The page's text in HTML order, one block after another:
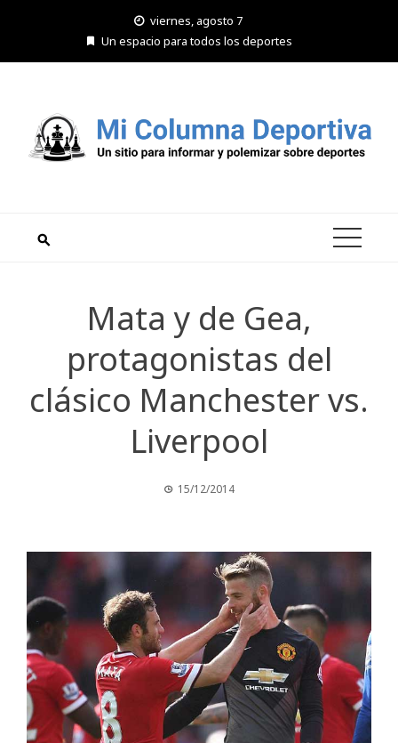
viernes, agosto 7
Un espacio para todos los deportes
Mata y de Gea,
protagonistas del
clásico Manchester vs.
Liverpool
15/12/2014